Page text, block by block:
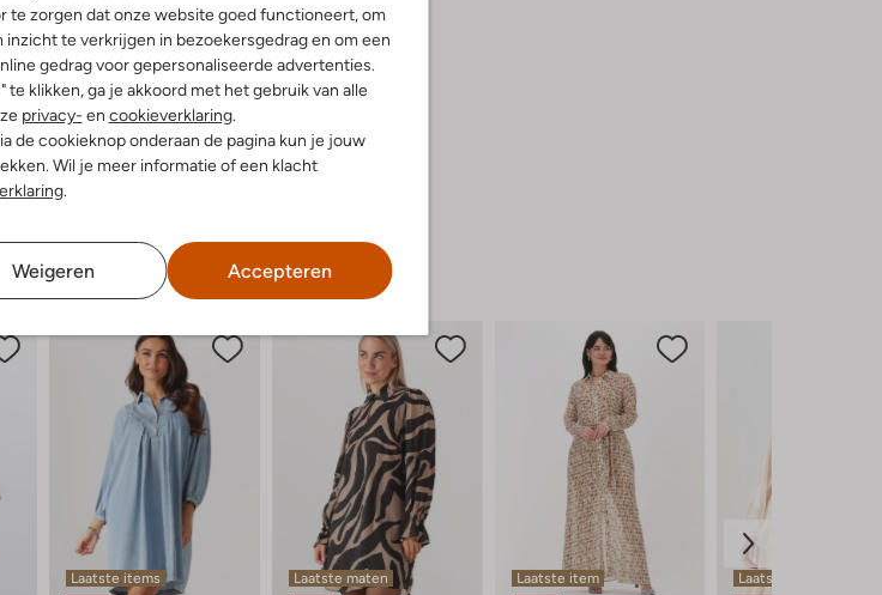
te zorgen dat onze website goed functioneert, om
inzicht te verkrijgen in bezoekersgedrag en om een
gedrag voor gepersonaliseerde advertenties.
klikken, ga je akkoord met het gebruik van alle
privacy- en cookieverklaring.
de cookieknop onderaan de pagina kun je jouw
Wil je meer informatie of een klacht
.
Weigeren Accepteren
Laatste items
Laatste maten
Laatste item
Laatste maten